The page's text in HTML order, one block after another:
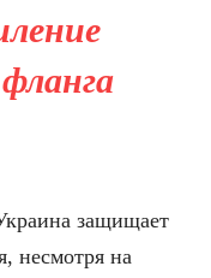
защищает
несмотря на